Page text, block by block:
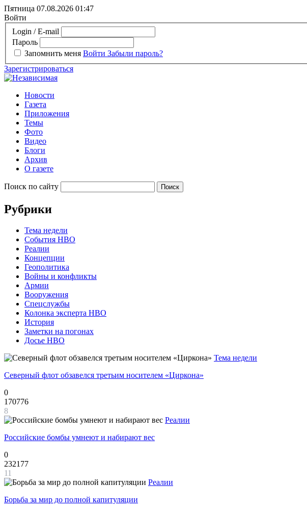
Пятница 07.08.2026 01:47
Войти
Login / E-mail
Пароль
Запомнить меня Войти Забыли пароль?
Зарегистрироваться
Новости
Газета
Приложения
Темы
Фото
Видео
Блоги
Архив
О газете
Поиск по сайту
Рубрики
Тема недели
События НВО
Реалии
Концепции
Геополитика
Войны и конфликты
Армии
Вооружения
Спецслужбы
Колонка эксперта НВО
История
Заметки на погонах
Досье НВО
Тема недели
Северный флот обзавелся третьим носителем «Циркона»
0
170776
8
Реалии
Российские бомбы умнеют и набирают вес
0
232177
11
Реалии
Борьба за мир до полной капитуляции